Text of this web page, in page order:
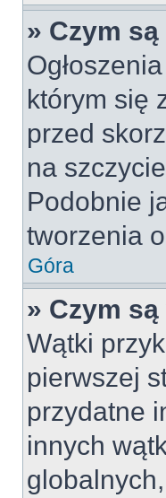
» Czym są
którym się
przed
na
Podobnie
tworzenia
Góra
» Czym
Wątki
pierwszej
przydatne
innych